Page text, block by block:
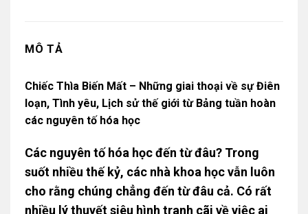
MÔ TẢ
Chiếc Thìa Biến Mất – Những giai thoại về sự Điên
loạn, Tình yêu, Lịch sử thế giới từ Bảng tuần hoàn
các nguyên tố hóa học
Các nguyên tố hóa học đến từ đâu? Trong
suốt nhiều thế kỷ, các nhà khoa học vẫn luôn
cho rằng chúng chẳng đến từ đâu cả. Có rất
nhiều lý thuyết siêu hình tranh cãi về việc ai